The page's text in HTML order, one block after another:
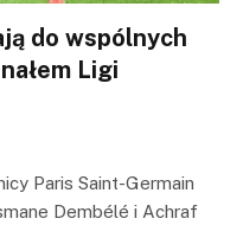
do wspólnych
Ligi
Paris Saint-Germain
Dembélé i Achraf